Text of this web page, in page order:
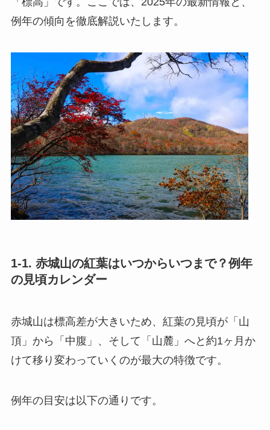
例年の傾向を徹底解説いたします。
1-1. 赤城山の紅葉はいつからいつまで？例年
の見頃カレンダー
赤城山は標高差が大きいため、紅葉の見頃が「山
頂」から「中腹」、そして「山麓」へと約1ヶ月か
けて移り変わっていくのが最大の特徴です。
例年の目安は以下の通りです。